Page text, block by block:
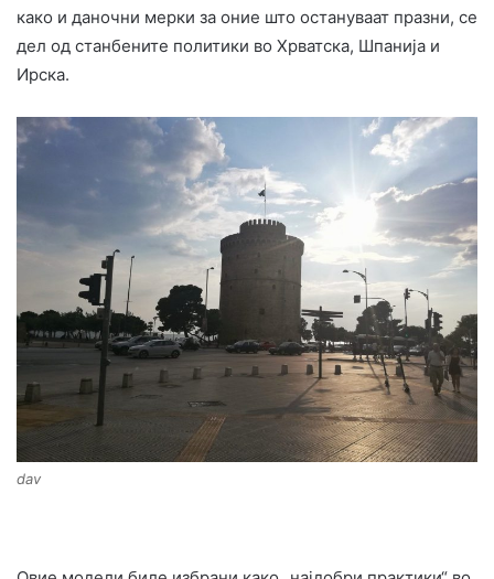
како и даночни мерки за оние што остануваат празни, се
дел од станбените политики во Хрватска, Шпанија и
Ирска.
dav